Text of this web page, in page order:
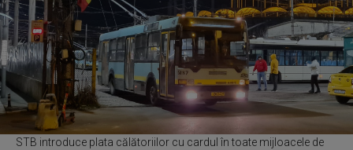
STB introduce plata călătoriilor cu cardul în toate mijloacele de